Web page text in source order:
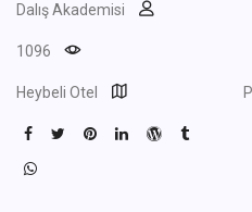
Dalış Akademisi
1096
Heybeli Otel